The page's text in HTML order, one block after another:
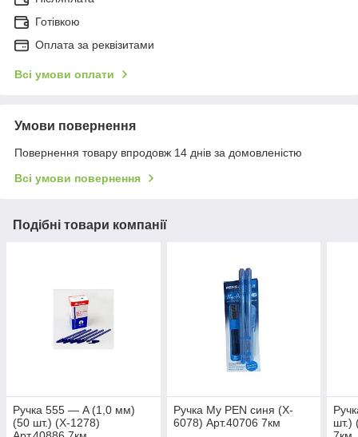
Готівкою
Оплата за реквізитами
Всі умови оплати
Умови повернення
Повернення товару впродовж 14 днів за домовленістю
Всі умови повернення
Подібні товари компанії
Ручка 555 — A (1,0 мм)
(50 шт.) (X-1278)
Ручка My PEN синя (X-
6078) Арт.40706 7км
шт.)